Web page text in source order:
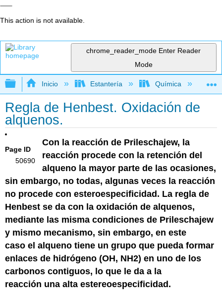
This action is not available.
chrome_reader_mode Enter Reader
Mode
Expandir/contraer jerarquía global
Inicio Estantería Química
Regla de Henbest. Oxidación de
alquenos.
Page ID
50690
Con la reacción de Prileschajew, la
reacción procede con la retención del
alqueno la mayor parte de las ocasiones,
sin embargo, no todas, algunas veces la reacción
no procede con esteroespecificidad. La regla de
Henbest se da con la oxidación de alquenos,
mediante las misma condiciones de Prileschajew
y mismo mecanismo, sin embargo, en este
caso el alqueno tiene un grupo que pueda formar
enlaces de hidrógeno (OH, NH2) en uno de los
carbonos contiguos, lo que le da a la
reacción una alta estereoespecificidad.